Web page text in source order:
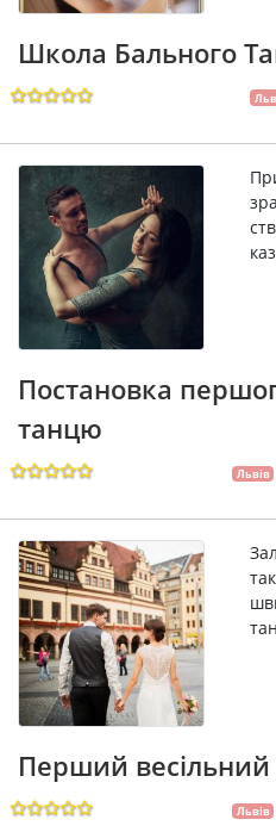
Школа Бального
Постановка
танцю
Львів
Перший весільний
Львів